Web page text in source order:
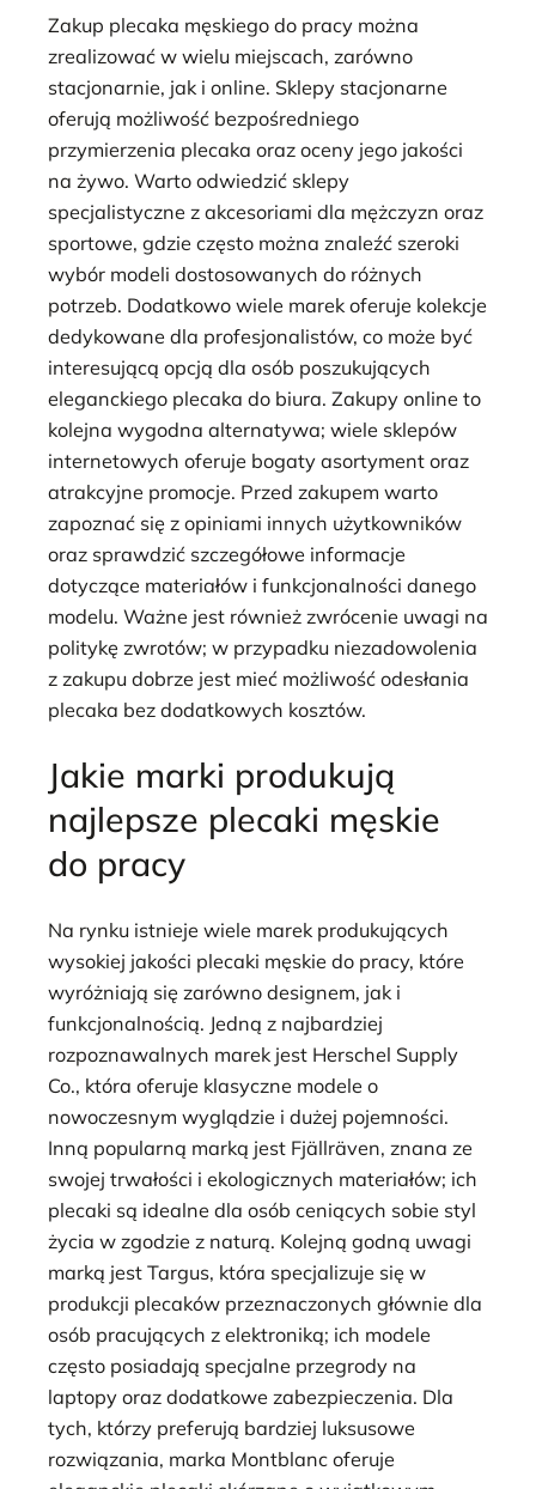
Zakup plecaka męskiego do pracy można
zrealizować w wielu miejscach, zarówno
stacjonarnie, jak i online. Sklepy stacjonarne
oferują możliwość bezpośredniego
przymierzenia plecaka oraz oceny jego jakości
na żywo. Warto odwiedzić sklepy
specjalistyczne z akcesoriami dla mężczyzn oraz
sportowe, gdzie często można znaleźć szeroki
wybór modeli dostosowanych do różnych
potrzeb. Dodatkowo wiele marek oferuje kolekcje
dedykowane dla profesjonalistów, co może być
interesującą opcją dla osób poszukujących
eleganckiego plecaka do biura. Zakupy online to
kolejna wygodna alternatywa; wiele sklepów
internetowych oferuje bogaty asortyment oraz
atrakcyjne promocje. Przed zakupem warto
zapoznać się z opiniami innych użytkowników
oraz sprawdzić szczegółowe informacje
dotyczące materiałów i funkcjonalności danego
modelu. Ważne jest również zwrócenie uwagi na
politykę zwrotów; w przypadku niezadowolenia
z zakupu dobrze jest mieć możliwość odesłania
plecaka bez dodatkowych kosztów.
Jakie marki produkują
najlepsze plecaki męskie
do pracy
Na rynku istnieje wiele marek produkujących
wysokiej jakości plecaki męskie do pracy, które
wyróżniają się zarówno designem, jak i
funkcjonalnością. Jedną z najbardziej
rozpoznawalnych marek jest Herschel Supply
Co., która oferuje klasyczne modele o
nowoczesnym wyglądzie i dużej pojemności.
Inną popularną marką jest Fjällräven, znana ze
swojej trwałości i ekologicznych materiałów; ich
plecaki są idealne dla osób ceniących sobie styl
życia w zgodzie z naturą. Kolejną godną uwagi
marką jest Targus, która specjalizuje się w
produkcji plecaków przeznaczonych głównie dla
osób pracujących z elektroniką; ich modele
często posiadają specjalne przegrody na
laptopy oraz dodatkowe zabezpieczenia. Dla
tych, którzy preferują bardziej luksusowe
rozwiązania, marka Montblanc oferuje